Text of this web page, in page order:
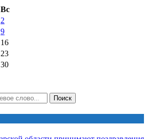
Вс
2
9
16
23
30
Поиск